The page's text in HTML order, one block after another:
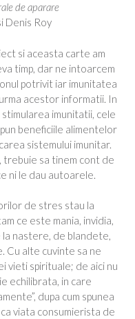
de aparare
Denis Roy
si aceasta carte am
timp, dar ne intoarcem
potrivit iar imunitatea
acestor informatii. In
imunitatii, cele
beneficiile alimentelor
sistemului imunitar.
trebuie sa tinem cont de
ni le dau autoarele.
de stres stau la
ce este mania, invidia,
la nastere, de blandete,
Cu alte cuvinte sa ne
vieti spirituale; de aici nu
echilibrata, in care
dupa cum spunea
viata consumierista de